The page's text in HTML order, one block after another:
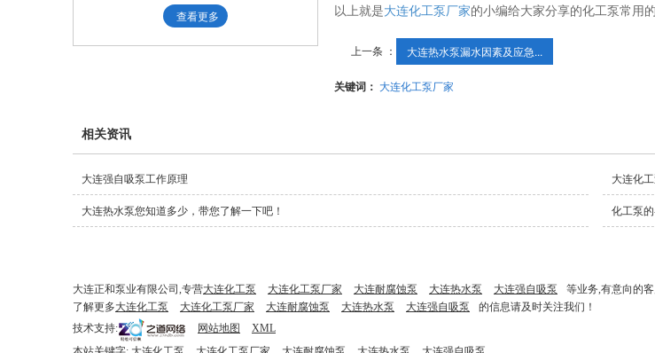
以上就是大连化工泵厂家的小编给大家分享的化工泵常用
上一条 ： 大连热水泵漏水因素及应急...
关键词： 大连化工泵厂家
查看更多
相关资讯
大连强自吸泵工作原理 大连化
大连热水泵您知道多少，带您了解一下吧！ 化工泵
大连正和泵业有限公司,专营大连化工泵 大连化工泵厂家 大连耐腐蚀泵 大连热水泵 大连强自吸泵
等业务,有意向的
了解更多大连化工泵 大连化工泵厂家 大连耐腐蚀泵 大连热水泵 大连强自吸泵
的信息请及时关注我们！
技术支持:
网站地图
XML